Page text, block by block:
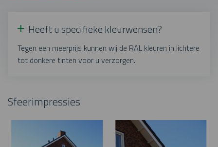
Heeft u specifieke kleurwensen?
Tegen een meerprijs kunnen wij de RAL kleuren in lichtere
tot donkere tinten voor u verzorgen.
Sfeerimpressies